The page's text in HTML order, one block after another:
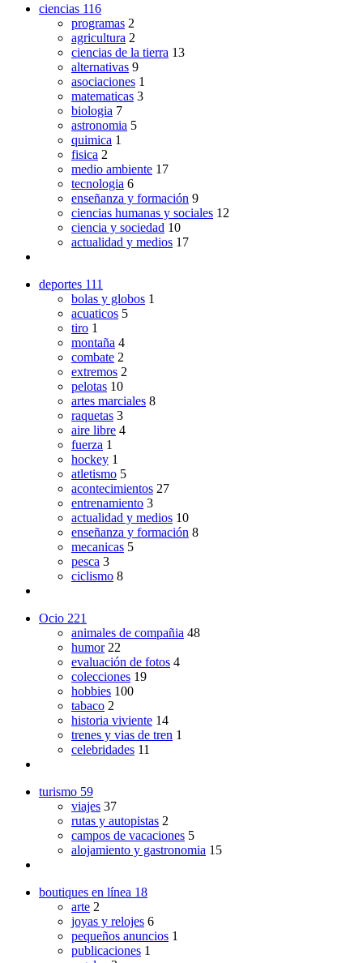
ciencias 116
programas 2
agricultura 2
ciencias de la tierra 13
alternativas 9
asociaciones 1
matematicas 3
biologia 7
astronomia 5
quimica 1
fisica 2
medio ambiente 17
tecnologia 6
enseñanza y formación 9
ciencias humanas y sociales 12
ciencia y sociedad 10
actualidad y medios 17
deportes 111
bolas y globos 1
acuaticos 5
tiro 1
montaña 4
combate 2
extremos 2
pelotas 10
artes marciales 8
raquetas 3
aire libre 4
fuerza 1
hockey 1
atletismo 5
acontecimientos 27
entrenamiento 3
actualidad y medios 10
enseñanza y formación 8
mecanicas 5
pesca 3
ciclismo 8
Ocio 221
animales de compañia 48
humor 22
evaluación de fotos 4
colecciones 19
hobbies 100
tabaco 2
historia viviente 14
trenes y vias de tren 1
celebridades 11
turismo 59
viajes 37
rutas y autopistas 2
campos de vacaciones 5
alojamiento y gastronomia 15
boutiques en línea 18
arte 2
joyas y relojes 6
pequeños anuncios 1
publicaciones 1